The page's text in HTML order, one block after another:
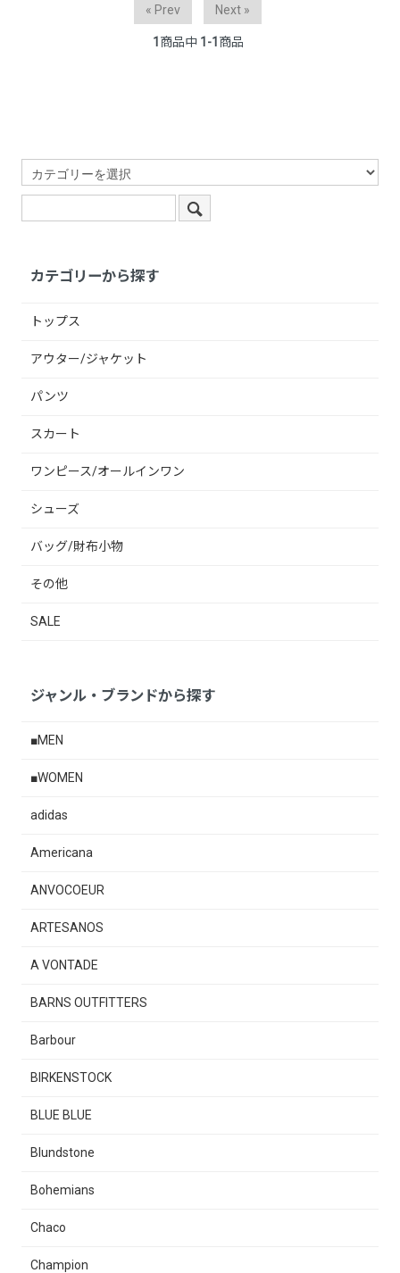
« Prev Next »
1 商品中 1-1 商品
カテゴリーから探す
トップス
アウター/ジャケット
パンツ
スカート
ワンピース/オールインワン
シューズ
バッグ/財布小物
その他
SALE
ジャンル・ブランドから探す
■MEN
■WOMEN
adidas
Americana
ANVOCOEUR
ARTESANOS
A VONTADE
BARNS OUTFITTERS
Barbour
BIRKENSTOCK
BLUE BLUE
Blundstone
Bohemians
Chaco
Champion